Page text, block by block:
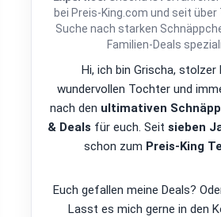
bei Preis-King.com und seit über
Suche nach starken
Familien-Deals
Hi, ich bin Grischa, stolzer
wundervollen Tochter und
nach den ultimativen
& Deals für euch. Seit sieben
schon zum Preis-King
Euch gefallen meine Deals?
Lasst es mich gerne in den